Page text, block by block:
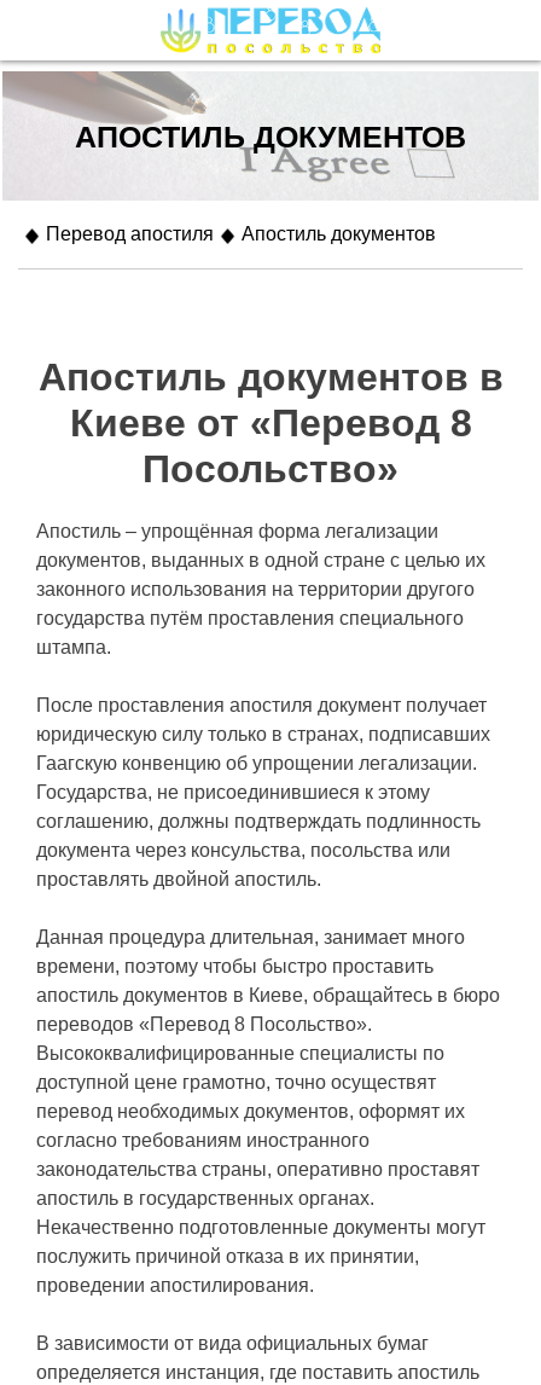
АПОСТИЛЬ ДОКУМЕНТОВ
Перевод апостиля Апостиль документов
Апостиль документов в
Киеве от «Перевод 8
Посольство»
Апостиль – упрощённая форма легализации
документов, выданных в одной стране с целью их
законного использования на территории другого
государства путём проставления специального
штампа.
После проставления апостиля документ получает
юридическую силу только в странах, подписавших
Гаагскую конвенцию об упрощении легализации.
Государства, не присоединившиеся к этому
соглашению, должны подтверждать подлинность
документа через консульства, посольства или
проставлять двойной апостиль.
Данная процедура длительная, занимает много
времени, поэтому чтобы быстро проставить
апостиль документов в Киеве, обращайтесь в бюро
переводов «Перевод 8 Посольство».
Высококвалифицированные специалисты по
доступной цене грамотно, точно осуществят
перевод необходимых документов, оформят их
согласно требованиям иностранного
законодательства страны, оперативно проставят
апостиль в государственных органах.
Некачественно подготовленные документы могут
послужить причиной отказа в их принятии,
проведении апостилирования.
В зависимости от вида официальных бумаг
определяется инстанция, где поставить апостиль